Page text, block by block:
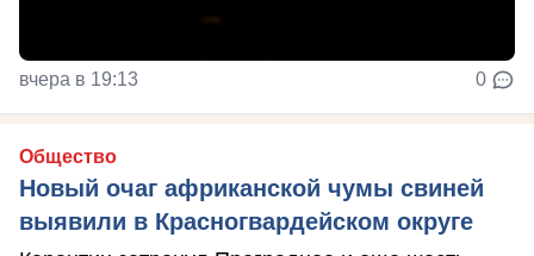
вчера в 19:13 0
Общество
Новый очаг африканской чумы свиней
выявили в Красногвардейском округе